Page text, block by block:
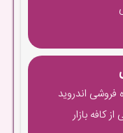
فروشی اندروید
کافه بازار